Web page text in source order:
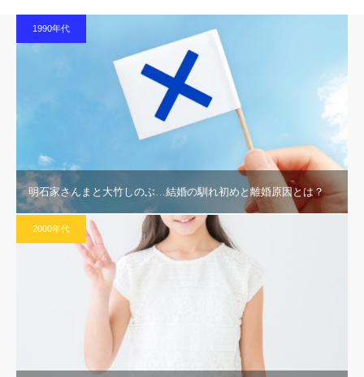
1990年代
明石家さんまと大竹しのぶ…結婚の馴れ初めと離婚原因とは？
2000年代